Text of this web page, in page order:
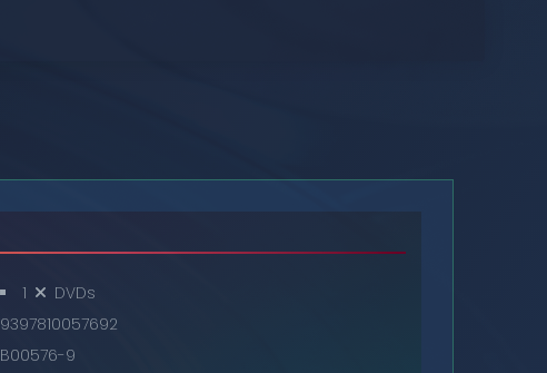
1
DVDs
9397810057692
B00576-9